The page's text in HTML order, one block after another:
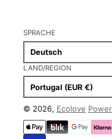
SPRACHE
Deutsch
LAND/REGION
Portugal (EUR €)
© 2026, Ecolove
Zahlungsmethoden